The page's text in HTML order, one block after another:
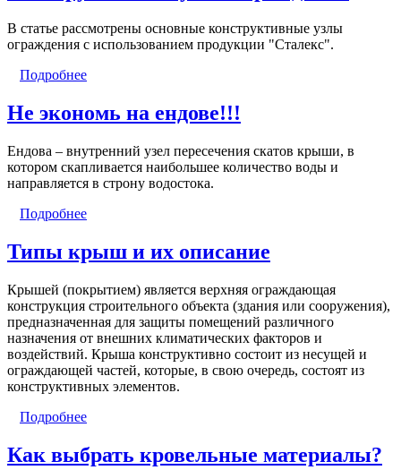
В статье рассмотрены основные конструктивные узлы
ограждения с использованием продукции "Сталекс".
Подробнее
Не экономь на ендове!!!
Ендова – внутренний узел пересечения скатов крыши, в
котором скапливается наибольшее количество воды и
направляется в строну водостока.
Подробнее
Типы крыш и их описание
Крышей (покрытием) является верхняя ограждающая
конструкция строительного объекта (здания или сооружения),
предназначенная для защиты помещений различного
назначения от внешних климатических факторов и
воздействий. Крыша конструктивно состоит из несущей и
ограждающей частей, которые, в свою очередь, состоят из
конструктивных элементов.
Подробнее
Как выбрать кровельные материалы?